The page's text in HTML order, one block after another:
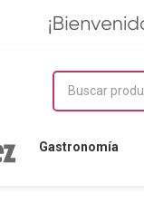
Gastronomía